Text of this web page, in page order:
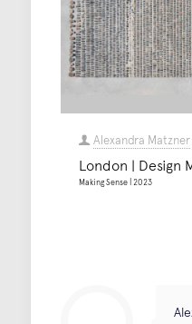
Alexandra Matzner
London | Design
Making Sense | 2023